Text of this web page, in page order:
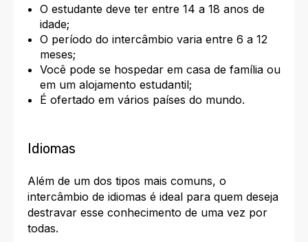
O estudante deve ter entre 14 a 18 anos de
idade;
O período do intercâmbio varia entre 6 a 12
meses;
Você pode se hospedar em casa de família ou
em um alojamento estudantil;
É ofertado em vários países do mundo.
Idiomas
Além de um dos tipos mais comuns, o
intercâmbio de idiomas é ideal para quem deseja
destravar esse conhecimento de uma vez por
todas.